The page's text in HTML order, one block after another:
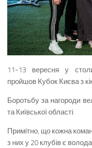
11-13 вересня у
пройшов Кубок Києва з
Боротьбу за нагороди
та Київської області.
Примітно, що кожна
з них у 20 клубів є